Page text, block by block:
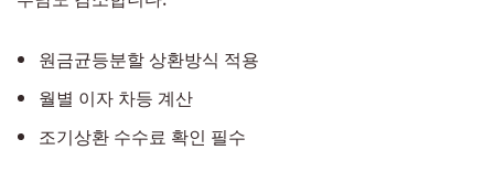
원금균등분할 상환방식 적용
월별 이자 차등 계산
조기상환 수수료 확인 필수